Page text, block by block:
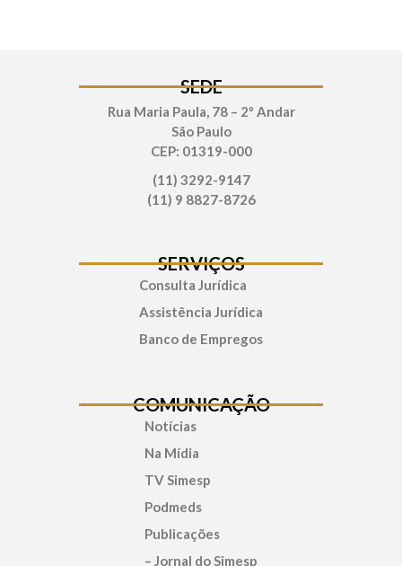
SEDE
Rua Maria Paula, 78 – 2º Andar
São Paulo
CEP: 01319-000
(11) 3292-9147
(11) 9 8827-8726
SERVIÇOS
Consulta Jurídica
Assistência Jurídica
Banco de Empregos
COMUNICAÇÃO
Notícias
Na Mídia
TV Simesp
Podmeds
Publicações
– Jornal do Simesp